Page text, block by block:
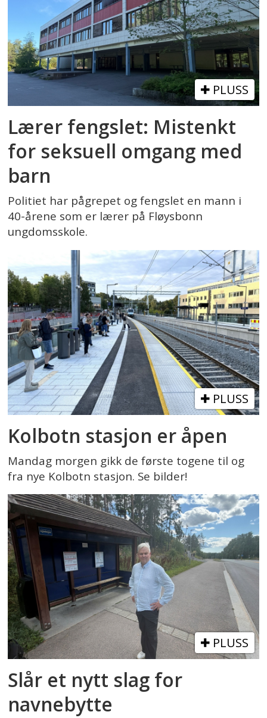
PLUSS
Lærer fengslet: Mistenkt
for seksuell omgang med
barn
Politiet har pågrepet og fengslet en mann i
40-årene som er lærer på Fløysbonn
ungdomsskole.
PLUSS
Kolbotn stasjon er åpen
Mandag morgen gikk de første togene til og
fra nye Kolbotn stasjon. Se bilder!
PLUSS
Slår et nytt slag for
navnebytte